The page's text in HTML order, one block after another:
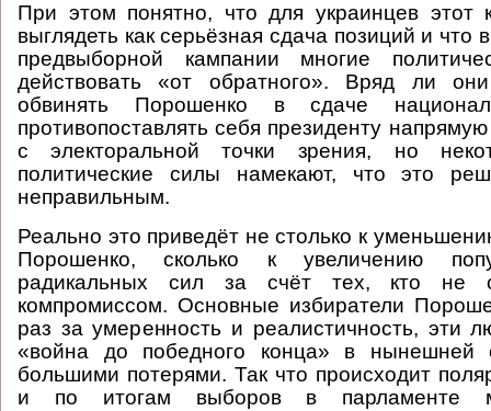
При этом понятно, что для украинцев этот
выглядеть как серьёзная сдача позиций и
предвыборной кампании многие
действовать «от обратного». Вряд ли
обвинять Порошенко в сдаче
противопоставлять себя президенту
с электоральной точки зрения, но
политические силы намекают, что это
неправильным.
Реально это приведёт не столько к
Порошенко, сколько к увеличению
радикальных сил за счёт тех, кто не
компромиссом. Основные избиратели
раз за умеренность и реалистичность, эти
«война до победного конца» в нынешней
большими потерями. Так что происходит
и по итогам выборов в парламенте